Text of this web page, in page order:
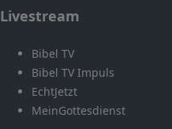
Livestream
Bibel TV
Bibel TV Impuls
EchtJetzt
MeinGottesdienst